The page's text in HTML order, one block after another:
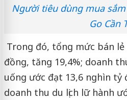
Người tiêu dùng mua
Go Cần
Trong đó, tổng mức bán
đồng, tăng 19,4%; doanh
uống ước đạt 13,6 nghìn tỷ
doanh thu du lịch lữ hành